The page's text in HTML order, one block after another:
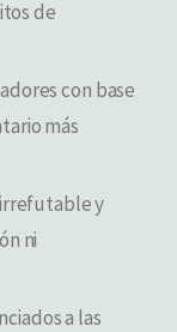
de
con base
más
y
ni
a las